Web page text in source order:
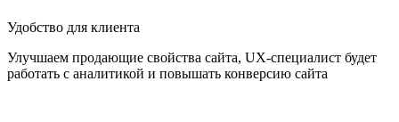
Удобство для клиента
Улучшаем продающие свойства сайта, UX-специалист будет
работать с аналитикой и повышать конверсию сайта